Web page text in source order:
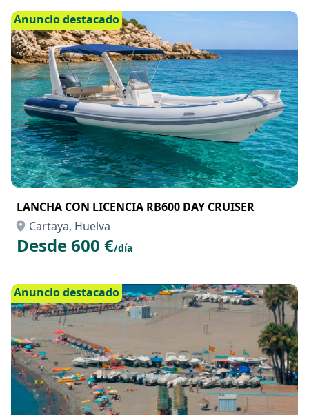
Anuncio destacado
LANCHA CON LICENCIA RB600 DAY CRUISER
Cartaya, Huelva
Desde 600 €/día
Anuncio destacado